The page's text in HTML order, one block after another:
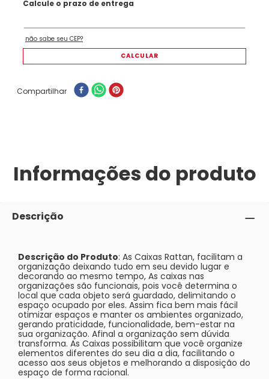
Compartilhar
Informações do produto
Descrição
Descrição do Produto: As Caixas Rattan, facilitam a
organização deixando tudo em seu devido lugar e
decorando ao mesmo tempo, As caixas nas
organizações são funcionais, pois você determina o
local que cada objeto será guardado, delimitando o
espaço ocupado por eles. Assim fica bem mais fácil
otimizar espaços e manter os ambientes organizado,
gerando praticidade, funcionalidade, bem-estar na
sua organização. Afinal a organização sem dúvida
transforma. As Caixas possibilitam que você organize
elementos diferentes do seu dia a dia, facilitando o
acesso aos seus objetos e melhorando a disposição do
espaço de forma racional.